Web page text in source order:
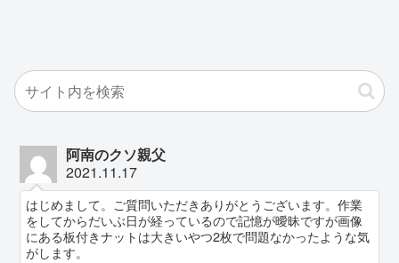
阿南のクソ親父
2021.11.17
はじめまして。ご質問いただきありがとうございます。作業
をしてからだいぶ日が経っているので記憶が曖昧ですが画像
にある板付きナットは大きいやつ2枚で問題なかったような気
がします。